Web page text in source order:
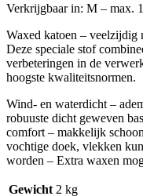
Verkrijgbaar in: M – max.
Waxed katoen – veelzijdig
Deze speciale stof
verbeteringen in de
hoogste kwaliteitsnormen.
Wind- en waterdicht –
robuuste dicht geweven
comfort – makkelijk
vochtige doek, vlekken
worden – Extra waxen
Gewicht 2 kg